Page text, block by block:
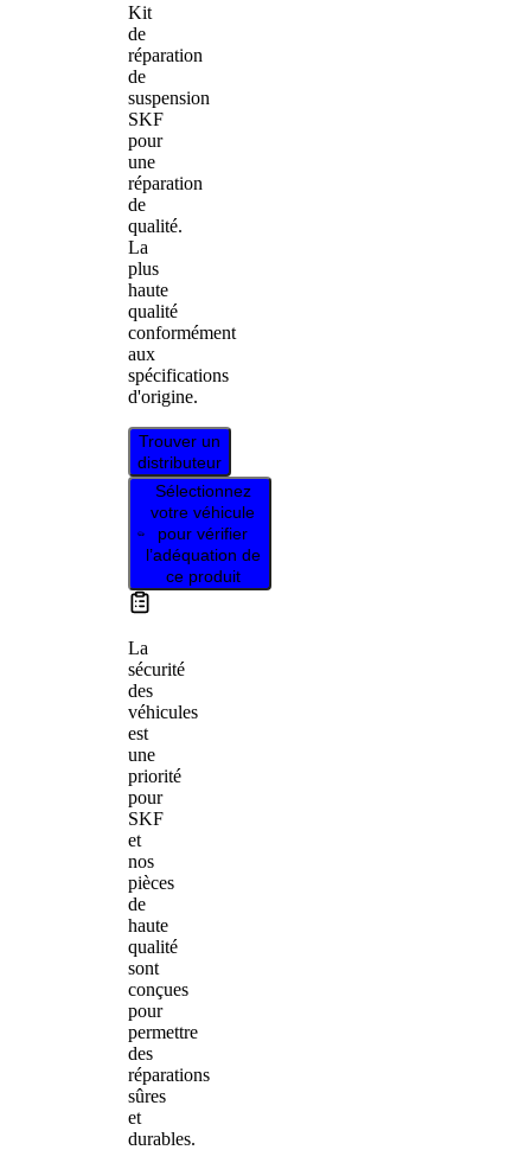
Kit
de
réparation
de
suspension
SKF
pour
une
réparation
de
qualité.
La
plus
haute
qualité
conformément
aux
spécifications
d'origine.
Trouver un
distributeur
Sélectionnez
votre véhicule
pour vérifier
l’adéquation de
ce produit
La
sécurité
des
véhicules
est
une
priorité
pour
SKF
et
nos
pièces
de
haute
qualité
sont
conçues
pour
permettre
des
réparations
sûres
et
durables.